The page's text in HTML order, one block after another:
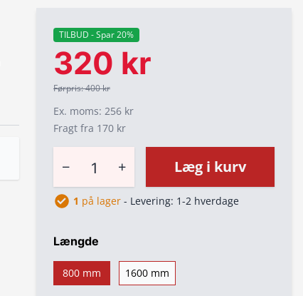
TILBUD - Spar 20%
320 kr
Førpris: 400 kr
Ex. moms: 256 kr
Fragt fra 170 kr
− + Læg i kurv
1 på lager - Levering: 1-2 hverdage
Længde
800 mm 1600 mm